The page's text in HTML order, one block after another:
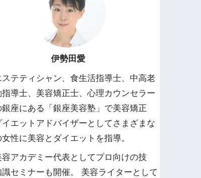
伊勢田愛
ステティシャン、食生活指導士、中高老
導士、美容矯正士、心理カウンセラー
座にある「銀座美容塾」で美容矯正
エットアドバイザーとしてさまざまな
性に美容とダイエットを指導。
アカデミー代表としてプロ向けの技
セミナーも開催。 美容ライターとして